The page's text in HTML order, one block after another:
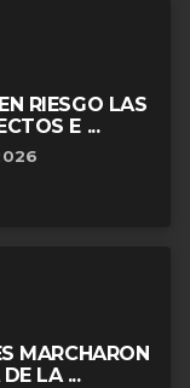
RIESGO LAS
E ...
MARCHARON
LA ...